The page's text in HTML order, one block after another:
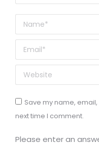
Name *
Email *
Website
Save my name,
next time I comment.
Please enter an